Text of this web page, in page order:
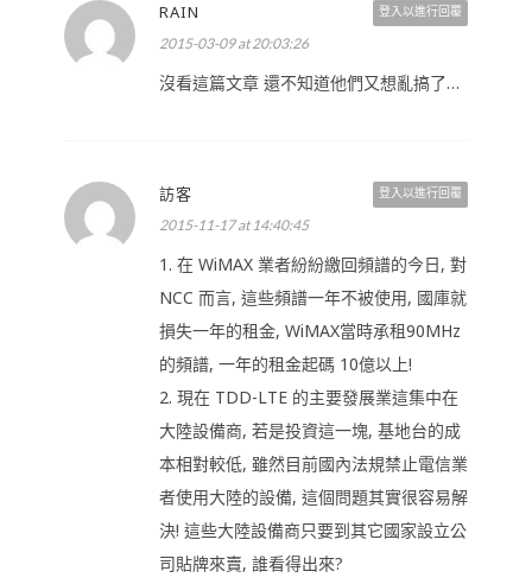
登入以進行回覆
RAIN
2015-03-09 at 20:03:26
沒看這篇文章 還不知道他們又想亂搞了…
登入以進行回覆
訪客
2015-11-17 at 14:40:45
1. 在 WiMAX 業者紛紛繳回頻譜的今日, 對
NCC 而言, 這些頻譜一年不被使用, 國庫就
損失一年的租金, WiMAX當時承租90MHz
的頻譜, 一年的租金起碼 10億以上!
2. 現在 TDD-LTE 的主要發展業這集中在
大陸設備商, 若是投資這一塊, 基地台的成
本相對較低, 雖然目前國內法規禁止電信業
者使用大陸的設備, 這個問題其實很容易解
決! 這些大陸設備商只要到其它國家設立公
司貼牌來賣, 誰看得出來?